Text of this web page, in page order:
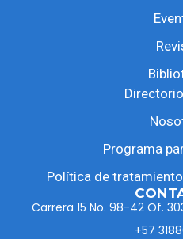
Programa
Política de
Carrera 15 No. 98-42 Of.
+57